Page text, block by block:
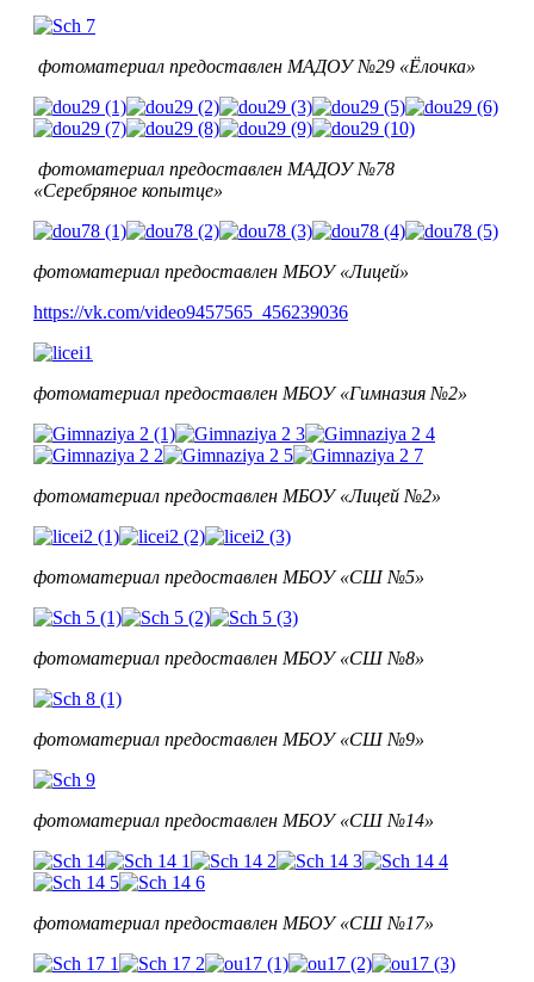
фотоматериал предоставлен МАДОУ №29 «Ёлочка»
фотоматериал предоставлен МАДОУ №78
«Серебряное копытце»
фотоматериал предоставлен МБОУ«Лицей»
https://vk.com/video9457565_456239036
фотоматериал предоставлен МБОУ«Гимназия №2»
фотоматериал предоставлен МБОУ«Лицей №2»
фотоматериал предоставлен МБОУ«СШ №5»
фотоматериал предоставлен МБОУ«СШ №8»
фотоматериал предоставлен МБОУ«СШ №9»
фотоматериал предоставлен МБОУ«СШ №14»
фотоматериал предоставлен МБОУ«СШ №17»